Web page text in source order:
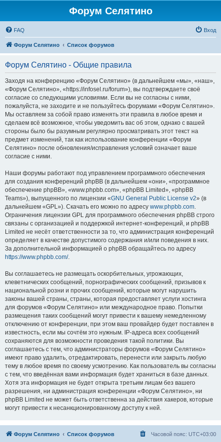
Форум Селятино
FAQ Вход
Форум Селятино Список форумов
Форум Селятино - Общие правила
Заходя на конференцию «Форум Селятино» (в дальнейшем «мы», «наш»,
«Форум Селятино», «https://infosel.ru/forum»), вы подтверждаете своё
согласие со следующими условиями. Если вы не согласны с ними,
пожалуйста, не заходите и не пользуйтесь форумами «Форум Селятино».
Мы оставляем за собой право изменять эти правила в любое время и
сделаем всё возможное, чтобы уведомить вас об этом, однако с вашей
стороны было бы разумным регулярно просматривать этот текст на
предмет изменений, так как использование конференции «Форум
Селятино» после обновления/исправления условий означает ваше
согласие с ними.
Наши форумы работают под управлением программного обеспечения
для создания конференций phpBB (в дальнейшем «они», «программное
обеспечение phpBB», «www.phpbb.com», «phpBB Limited», «phpBB
Teams»), выпущенного по лицензии «GNU General Public License v2» (в
дальнейшем «GPL»). Скачать его можно по адресу www.phpbb.com.
Ограничения лицензии GPL для программного обеспечения phpBB строго
связаны с организацией и поддержкой интернет-конференций, и phpBB
Limited не несёт ответственности за то, что администрация конференций
определяет в качестве допустимого содержания и/или поведения в них.
За дополнительной информацией о phpBB обращайтесь по адресу
https://www.phpbb.com/.
Вы соглашаетесь не размещать оскорбительных, угрожающих,
клеветнических сообщений, порнографических сообщений, призывов к
национальной розни и прочих сообщений, которые могут нарушить
законы вашей страны, страны, которая предоставляет услуги хостинга
для форумов «Форум Селятино» или международное право. Попытки
размещения таких сообщений могут привести к вашему немедленному
отключению от конференции, при этом ваш провайдер будет поставлен в
известность, если мы сочтём это нужным. IP-адреса всех сообщений
сохраняются для возможности проведения такой политики. Вы
соглашаетесь с тем, что администраторы форумов «Форум Селятино»
имеют право удалить, отредактировать, перенести или закрыть любую
тему в любое время по своему усмотрению. Как пользователь вы согласны
с тем, что введённая вами информация будет храниться в базе данных.
Хотя эта информация не будет открыта третьим лицам без вашего
разрешения, ни администрация конференции «Форум Селятино», ни
phpBB Limited не может быть ответственна за действия хакеров, которые
могут привести к несанкционированному доступу к ней.
Форум Селятино Список форумов Часовой пояс: UTC+03:00